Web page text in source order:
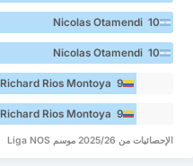
Nicolas Otamendi 10
Nicolas Otamendi 10
Richard Rios Montoya 9
Richard Rios Montoya 9
الإحصائيات من 2025/26 موسم Liga NOS